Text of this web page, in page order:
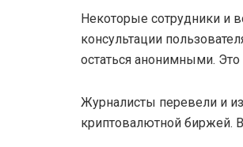
Некоторые сотрудники и
консультации
остаться анонимными.
Журналисты перевели и
криптовалютной биржей.